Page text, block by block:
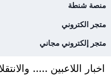
منصة شنطة
متجر الكتروني
متجر إلكتروني مجاني
اخبار اللاعبين .....